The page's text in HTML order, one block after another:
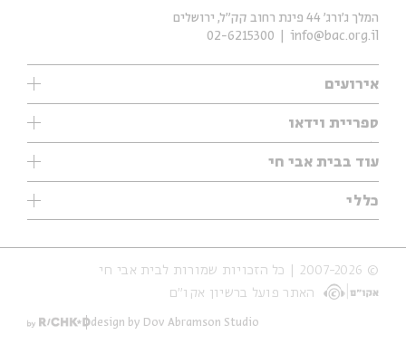
אירועים
אנגלית
נוער
סדרות
אירועי עבר
אירועים בירושלים
ספריית וידאו
עיון
מיוחדים
עוד בבית אבי חי
כללי
אודות
הצהרת נגישות
תנאי שימוש והצהרת פרטיות
המלך ג'ורג' 44 פינת רחוב קק״ל, ירושלים
info@bac.org.il
02-6215300
© 2007-2026 | כל הזכויות שמורות לבית אבי חי
האתר פועל ברשיון אקו״ם
design by Dov Abramson Studio